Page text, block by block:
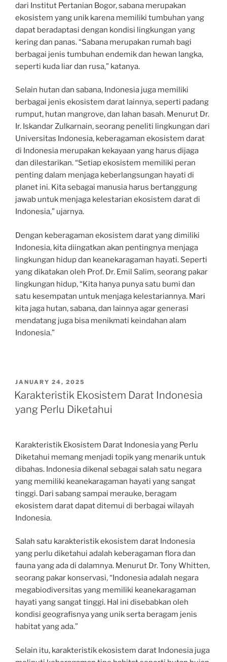
dari Institut Pertanian Bogor, sabana merupakan
ekosistem yang unik karena memiliki tumbuhan yang
dapat beradaptasi dengan kondisi lingkungan yang
kering dan panas. “Sabana merupakan rumah bagi
berbagai jenis tumbuhan endemik dan hewan langka,
seperti kuda liar dan rusa,” katanya.
Selain hutan dan sabana, Indonesia juga memiliki
berbagai jenis ekosistem darat lainnya, seperti padang
rumput, hutan mangrove, dan lahan basah. Menurut Dr.
Ir. Iskandar Zulkarnain, seorang peneliti lingkungan dari
Universitas Indonesia, keberagaman ekosistem darat
di Indonesia merupakan kekayaan yang harus dijaga
dan dilestarikan. “Setiap ekosistem memiliki peran
penting dalam menjaga keberlangsungan hayati di
planet ini. Kita sebagai manusia harus bertanggung
jawab untuk menjaga kelestarian ekosistem darat di
Indonesia,” ujarnya.
Dengan keberagaman ekosistem darat yang dimiliki
Indonesia, kita diingatkan akan pentingnya menjaga
lingkungan hidup dan keanekaragaman hayati. Seperti
yang dikatakan oleh Prof. Dr. Emil Salim, seorang pakar
lingkungan hidup, “Kita hanya punya satu bumi dan
satu kesempatan untuk menjaga kelestariannya. Mari
kita jaga hutan, sabana, dan lainnya agar generasi
mendatang juga bisa menikmati keindahan alam
Indonesia.”
POSTED
ON
JANUARY 24, 2025
Karakteristik Ekosistem Darat Indonesia
yang Perlu Diketahui
Karakteristik Ekosistem Darat Indonesia yang Perlu
Diketahui memang menjadi topik yang menarik untuk
dibahas. Indonesia dikenal sebagai salah satu negara
yang memiliki keanekaragaman hayati yang sangat
tinggi. Dari sabang sampai merauke, beragam
ekosistem darat dapat ditemui di berbagai wilayah
Indonesia.
Salah satu karakteristik ekosistem darat Indonesia
yang perlu diketahui adalah keberagaman flora dan
fauna yang ada di dalamnya. Menurut Dr. Tony Whitten,
seorang pakar konservasi, “Indonesia adalah negara
megabiodiversitas yang memiliki keanekaragaman
hayati yang sangat tinggi. Hal ini disebabkan oleh
kondisi geografisnya yang unik serta beragam jenis
habitat yang ada.”
Selain itu, karakteristik ekosistem darat Indonesia juga